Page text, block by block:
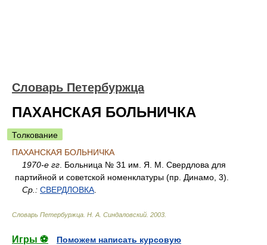
Словарь Петербуржца
ПАХАНСКАЯ БОЛЬНИЧКА
Толкование
ПАХАНСКАЯ БОЛЬНИЧКА
1970-е гг . Больница № 31 им. Я. М. Свердлова для
партийной и советской номенклатуры (пр. Динамо, 3).
Ср.: СВЕРДЛОВКА
Словарь Петербуржца Н. А. Синдаловский 2003
Игры ⚽
Поможем написать курсовую